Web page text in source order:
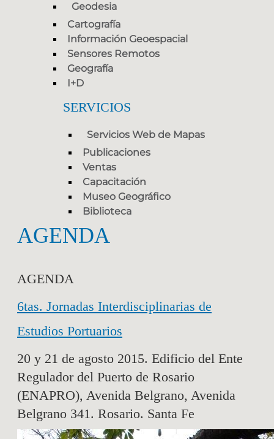
Geodesia
Cartografía
Información Geoespacial
Sensores Remotos
Geografía
I+D
SERVICIOS
Servicios Web de Mapas
Publicaciones
Ventas
Capacitación
Museo Geográfico
Biblioteca
AGENDA
AGENDA
6tas. Jornadas Interdisciplinarias de
Estudios Portuarios
20 y 21 de agosto 2015. Edificio del Ente
Regulador del Puerto de Rosario
(ENAPRO), Avenida Belgrano, Avenida
Belgrano 341. Rosario. Santa Fe